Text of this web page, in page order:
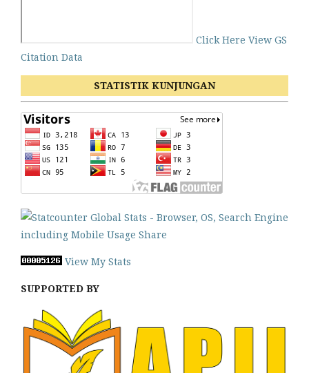
Click Here View GS
Citation Data
STATISTIK KUNJUNGAN
View My Stats
SUPPORTED BY